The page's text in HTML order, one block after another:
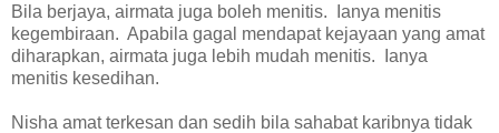
Bila berjaya, airmata juga boleh menitis.
Ianya menitis
kegembiraan. Apabila gagal mendapat kejayaan yang amat
diharapkan, airmata juga lebih mudah menitis.
Ianya
menitis kesedihan.
Nisha amat terkesan dan sedih bila sahabat karibnya tidak